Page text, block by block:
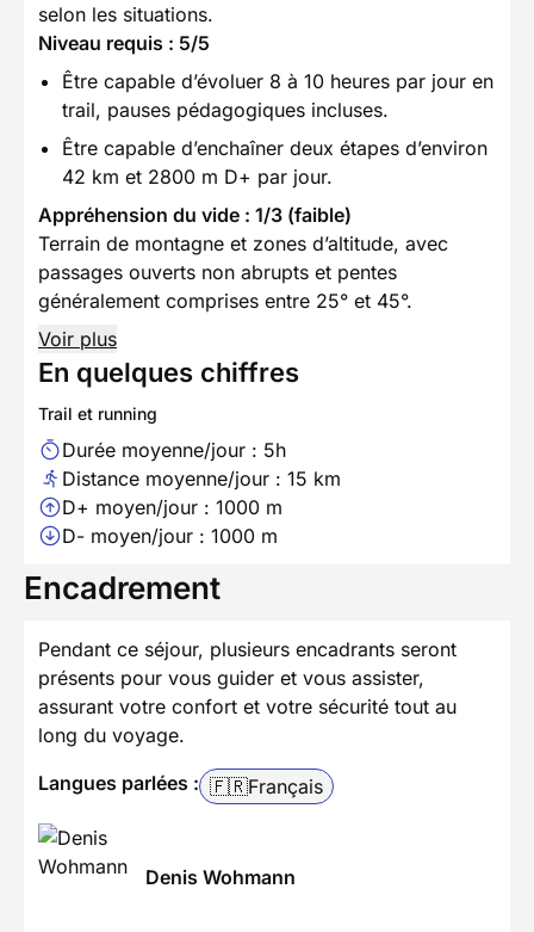
selon les situations.
Niveau requis : 5/5
Être capable d’évoluer 8 à 10 heures par jour en
trail, pauses pédagogiques incluses.
Être capable d’enchaîner deux étapes d’environ
42 km et 2800 m D+ par jour.
Appréhension du vide : 1/3 (faible)
Terrain de montagne et zones d’altitude, avec
passages ouverts non abrupts et pentes
généralement comprises entre 25° et 45°.
Voir plus
En quelques chiffres
Trail et running
Durée moyenne/jour : 5h
Distance moyenne/jour : 15 km
D+ moyen/jour : 1000 m
D- moyen/jour : 1000 m
Encadrement
Pendant ce séjour, plusieurs encadrants seront
présents pour vous guider et vous assister,
assurant votre confort et votre sécurité tout au
long du voyage.
Langues parlées : 🇫🇷Français
Denis Wohmann